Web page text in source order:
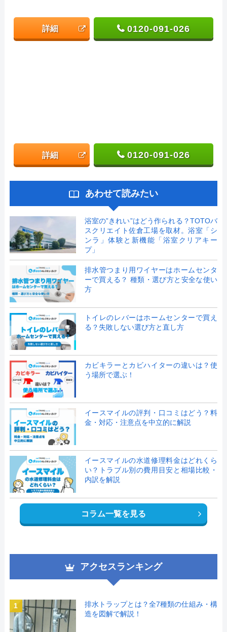
詳細 0120-091-026
詳細 0120-091-026
あわせて読みたい
浴室の”きれい”はどう作られる？TOTOバ
スクリエイト佐倉工場を取材。浴室「シ
ンラ」体験と新機能「浴室クリアキー
プ」
排水管つまり用ワイヤーはホームセンタ
ーで買える？ 種類・選び方と安全な使い
方
トイレのレバーはホームセンターで買え
る？失敗しない選び方と直し方
カビキラーとカビハイターの違いは？使
う場所で選ぶ！
イースマイルの評判・口コミはどう？料
金・対応・注意点を中立的に解説
イースマイルの水道修理料金はどれくら
い？トラブル別の費用目安と相場比較・
内訳を解説
コラム一覧を見る
アクセスランキング
1
排水トラップとは？全7種類の仕組み・構
造を図解で解説！